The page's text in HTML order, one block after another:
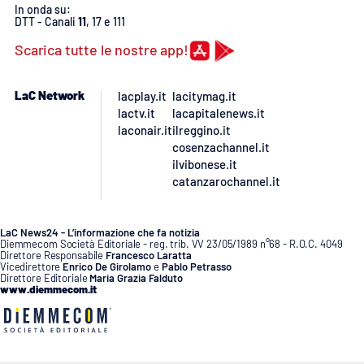
In onda su:
DTT - Canali 11, 17 e 111
Scarica tutte le nostre app!
LaC Network
lacplay.it
lactv.it
laconair.it
lacitymag.it
lacapitalenews.it
ilreggino.it
cosenzachannel.it
ilvibonese.it
catanzarochannel.it
LaC News24 - L’informazione che fa notizia
Diemmecom Società Editoriale - reg. trib. VV 23/05/1989 n°68 - R.O.C. 4049
Direttore Responsabile Francesco Laratta
Vicedirettore Enrico De GirolamoePablo Petrasso
Direttore Editoriale Maria Grazia Falduto
www.diemmecom.it